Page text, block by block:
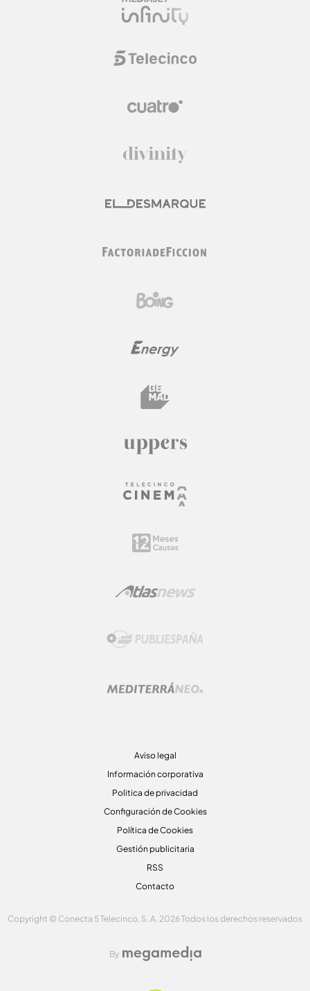
Aviso legal
Información corporativa
Politica de privacidad
Configuración de Cookies
Política de Cookies
Gestión publicitaria
RSS
Contacto
Copyright © Conecta 5 Telecinco, S. A. 2026 Todos los derechos reservados
By